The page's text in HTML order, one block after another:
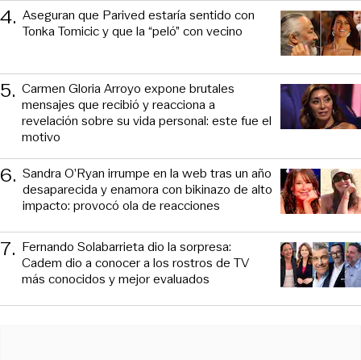
4. Aseguran que Parived estaría sentido con
Tonka Tomicic y que la “peló” con vecino
5. Carmen Gloria Arroyo expone brutales
mensajes que recibió y reacciona a
revelación sobre su vida personal: este fue el
motivo
6. Sandra O’Ryan irrumpe en la web tras un año
desaparecida y enamora con bikinazo de alto
impacto: provocó ola de reacciones
7. Fernando Solabarrieta dio la sorpresa:
Cadem dio a conocer a los rostros de TV
más conocidos y mejor evaluados